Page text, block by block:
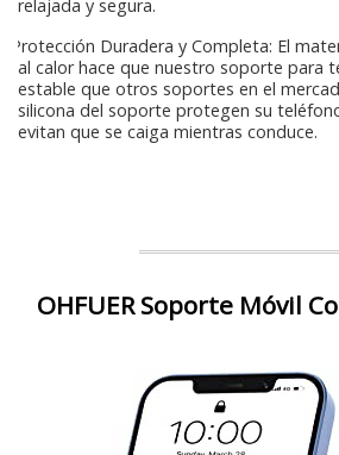
relajada y segura.
Protección Duradera y Completa: El
al calor hace que nuestro soporte para
estable que otros soportes en el
silicona del soporte protegen su
evitan que se caiga mientras conduce.
OHFUER Soporte Móvil